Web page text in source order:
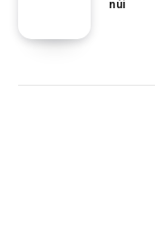
núi